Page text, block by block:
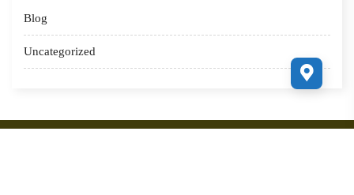
Blog
Uncategorized